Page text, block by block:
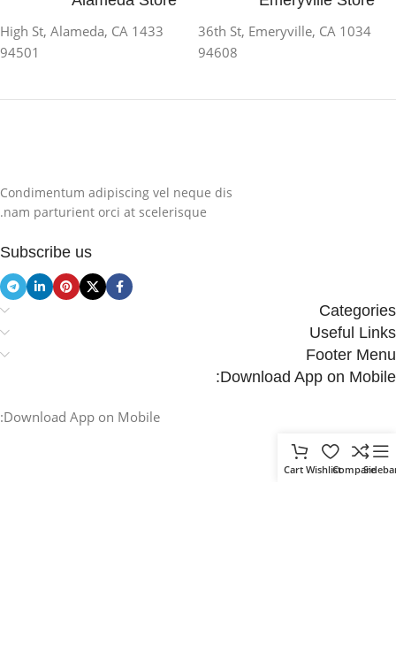
1034 36th St, Emeryville, CA
94608
1433 High St, Alameda, CA
94501
Condimentum adipiscing vel neque dis
nam parturient orci at scelerisque.
Subscribe us
Categories
Useful Links
Footer Menu
Download App on Mobile:
Download App on Mobile:
Compare
Wishlist
Cart